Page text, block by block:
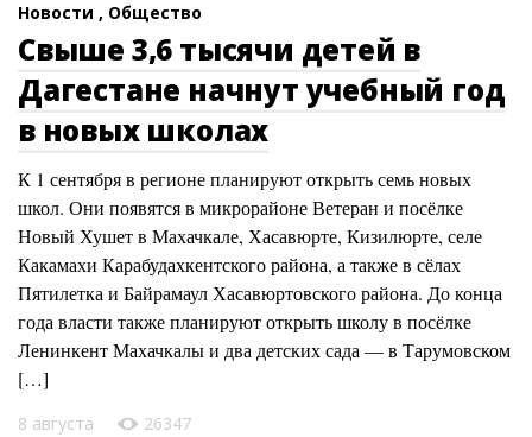
Новости , Общество
Свыше 3,6 тысячи детей в
Дагестане начнут учебный год
в новых школах
К 1 сентября в регионе планируют открыть семь новых
школ. Они появятся в микрорайоне Ветеран и посёлке
Новый Хушет в Махачкале, Хасавюрте, Кизилюрте, селе
Какамахи Карабудахкентского района, а также в сёлах
Пятилетка и Байрамаул Хасавюртовского района. До конца
года власти также планируют открыть школу в посёлке
Ленинкент Махачкалы и два детских сада — в Тарумовском
[…]
8 августа 26347